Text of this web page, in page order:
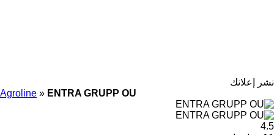
نشر إعلانك
Agroline » ENTRA GRUPP OU
4.5